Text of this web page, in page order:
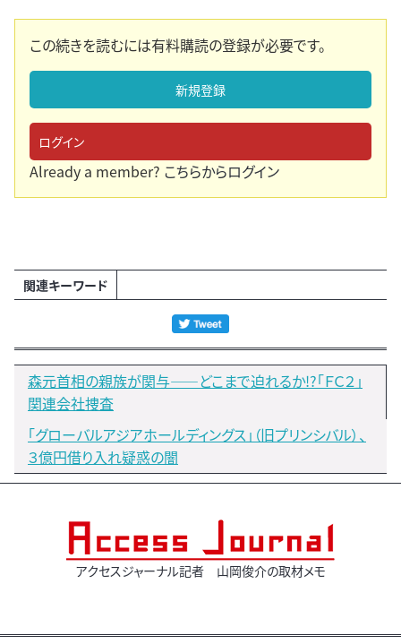
この続きを読むには有料購読の登録が必要です。
新規登録
ログイン
Already a member? こちらからログイン
関連キーワード
森元首相の親族が関与――どこまで迫れるか!?「ＦＣ２」
関連会社捜査
「グローバルアジアホールディングス」（旧プリンシバル）、
３億円借り入れ疑惑の闇
アクセスジャーナル記者 山岡俊介の取材メモ